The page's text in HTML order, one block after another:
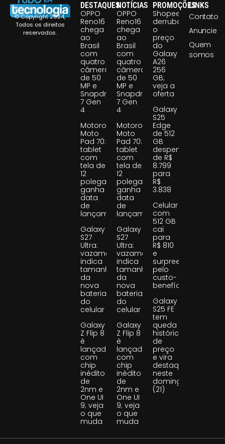
© Copyright 2024,
Todos os direitos
reservados.
DESTAQUES
OPPO
Reno16
chega
ao
Brasil
com
quatro
câmeras
de 50
MP e
Snapdragon
7 Gen
4
Motorola
Moto
Pad 70:
tablet
com
tela de
12
polegadas
ganha
data
de
lançamento
Galaxy
S27
Ultra:
vazamento
indica
tamanho
da
nova
bateria
do
celular
Galaxy
Z Flip 8
é
lançado
com
chip
inédito
de
2nm e
One UI
9; veja
o que
muda
NOTÍCIAS
OPPO
Reno16
chega
ao
Brasil
com
quatro
câmeras
de 50
MP e
Snapdragon
7 Gen
4
Motorola
Moto
Pad 70:
tablet
com
tela de
12
polegadas
ganha
data
de
lançamento
Galaxy
S27
Ultra:
vazamento
indica
tamanho
da
nova
bateria
do
celular
Galaxy
Z Flip 8
é
lançado
com
chip
inédito
de
2nm e
One UI
9; veja
o que
muda
PROMOÇÕES
Shopee
derruba
o
preço
do
Galaxy
A26
256
GB;
veja a
oferta
Galaxy
S25
Edge
de 512
GB
despenca
de R$
8.799
para
R$
3.838
Celular
com
512 GB
cai
para
R$ 810
e
surpreende
pelo
custo-
benefício
Galaxy
S25 FE
tem
queda
histórica
de
preço
e vira
destaque
neste
domingo
(21)
LINKS
Contato
Anuncie
Quem
somos